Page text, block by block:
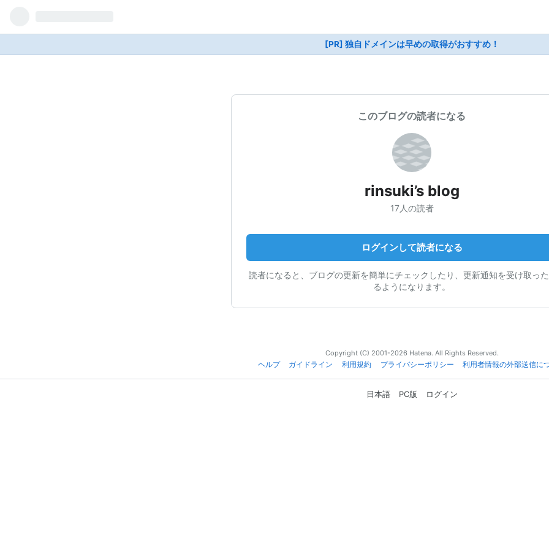
[PR] 独自ドメインは早めの取得がおすすめ！
このブログの読者になる
rinsuki’s blog
17人の読者
ログインして読者になる
読者になると、ブログの更新を簡単にチェックしたり、更新通知を受け取っ
るようになります。
Copyright (C) 2001-2026 Hatena. All Rights Reserved.
ヘルプ
ガイドライン 利用規約 プライバシーポリシー 利用者情報の外部送信に
日本語 PC版 ログイン